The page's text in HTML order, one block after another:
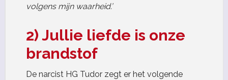
volgens mijn waarheid.’
2) Jullie liefde is onze
brandstof
De narcist HG Tudor zegt er het volgende